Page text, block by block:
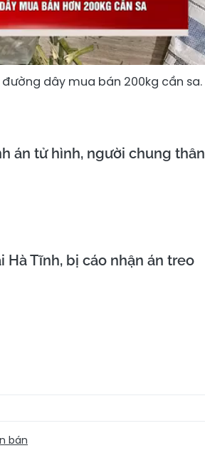
dây mua bán 200kg cần sa.
án tử hình, người chung thân
Hà Tĩnh, bị cáo nhận án treo
bán